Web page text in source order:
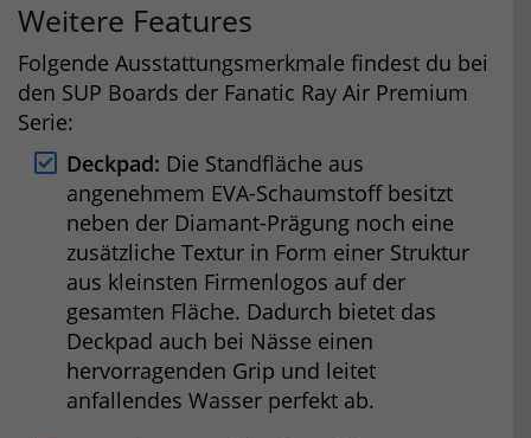
Weitere Features
Folgende Ausstattungsmerkmale findest du bei
den SUP Boards der Fanatic Ray Air Premium
Serie:
Deckpad: Die Standfläche aus
angenehmem EVA-Schaumstoff besitzt
neben der Diamant-Prägung noch eine
zusätzliche Textur in Form einer Struktur
aus kleinsten Firmenlogos auf der
gesamten Fläche. Dadurch bietet das
Deckpad auch bei Nässe einen
hervorragenden Grip und leitet
anfallendes Wasser perfekt ab.